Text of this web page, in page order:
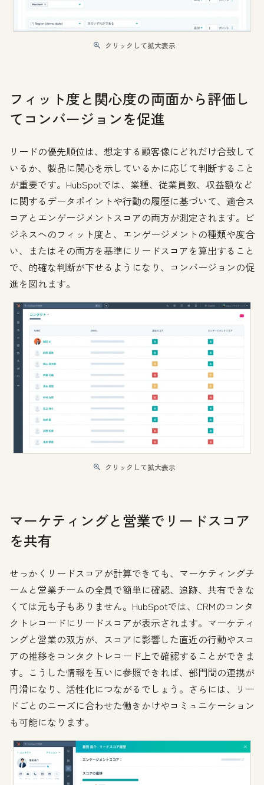
クリックして拡大表示
フィット度と関心度の両面から評価し
てコンバージョンを促進
リードの優先順位は、想定する顧客像にどれだけ合致して
いるか、製品に関心を示しているかに応じて判断すること
が重要です。HubSpotでは、業種、従業員数、収益額など
に関するデータポイントや行動の履歴に基づいて、適合ス
コアとエンゲージメントスコアの両方が測定されます。ビ
ジネスへのフィット度と、エンゲージメントの種類や度合
い、またはその両方を基準にリードスコアを算出すること
で、的確な判断が下せるようになり、コンバージョンの促
進を図れます。
クリックして拡大表示
マーケティングと営業でリードスコア
を共有
せっかくリードスコアが計算できても、マーケティングチ
ームと営業チームの全員で簡単に確認、追跡、共有できな
くては元も子もありません。HubSpotでは、CRMのコンタ
クトレコードにリードスコアが表示されます。マーケティ
ングと営業の双方が、スコアに影響した直近の行動やスコ
アの推移をコンタクトレコード上で確認することができま
す。こうした情報を互いに参照できれば、部門間の連携が
円滑になり、活性化につながるでしょう。さらには、リー
ドごとのニーズに合わせた働きかけやコミュニケーション
も可能になります。